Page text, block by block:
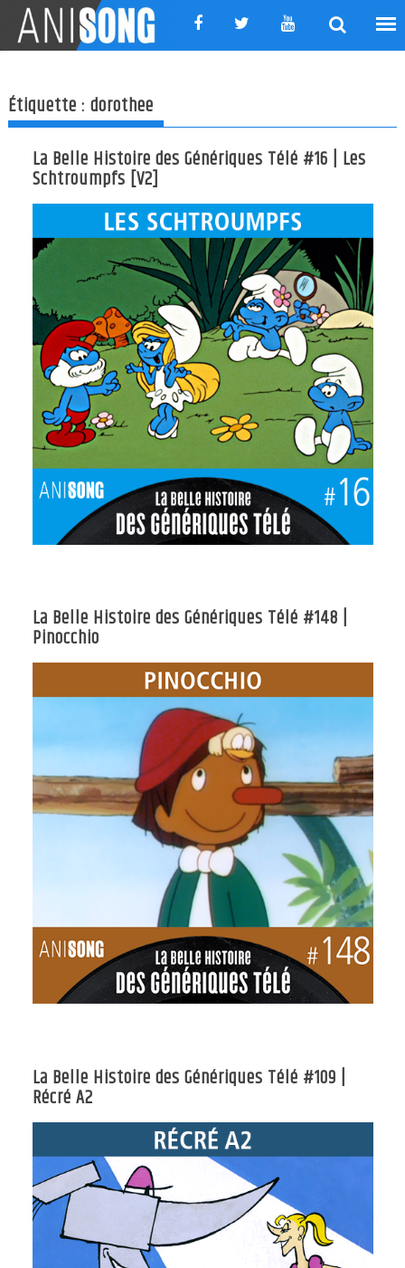
content
Étiquette :dorothee
La Belle Histoire des Génériques Télé #16 | Les
Schtroumpfs [V2]
La Belle Histoire des Génériques Télé #148 |
Pinocchio
La Belle Histoire des Génériques Télé #109 |
Récré A2